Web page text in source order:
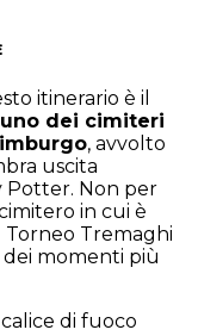
itinerario è il
dei cimiteri
, avvolto
uscita
Potter. Non per
in cui è
Tremaghi
momenti più